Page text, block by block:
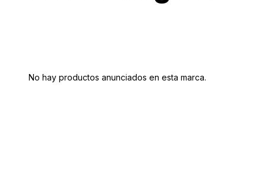
No hay productos anunciados en esta marca.